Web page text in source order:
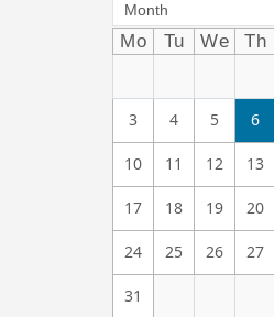
Month
Mo Tu We Th
3 4 5 6
10 11 12 13
17 18 19 20
24 25 26 27
31